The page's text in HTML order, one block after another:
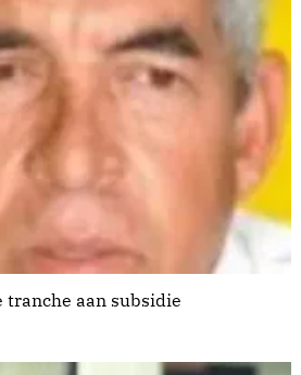
tranche aan subsidie